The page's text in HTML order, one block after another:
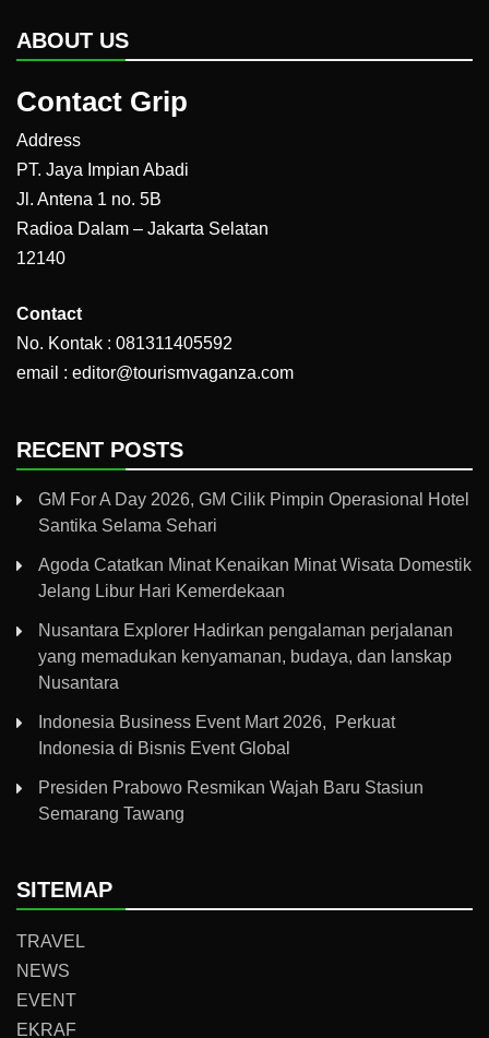
ABOUT US
Contact Grip
Address
PT. Jaya Impian Abadi
Jl. Antena 1 no. 5B
Radioa Dalam – Jakarta Selatan
12140
Contact
No. Kontak : 081311405592
email : editor@tourismvaganza.com
RECENT POSTS
GM For A Day 2026, GM Cilik Pimpin Operasional Hotel
Santika Selama Sehari
Agoda Catatkan Minat Kenaikan Minat Wisata Domestik
Jelang Libur Hari Kemerdekaan
Nusantara Explorer Hadirkan pengalaman perjalanan
yang memadukan kenyamanan, budaya, dan lanskap
Nusantara
Indonesia Business Event Mart 2026, Perkuat
Indonesia di Bisnis Event Global
Presiden Prabowo Resmikan Wajah Baru Stasiun
Semarang Tawang
SITEMAP
TRAVEL
NEWS
EVENT
EKRAF